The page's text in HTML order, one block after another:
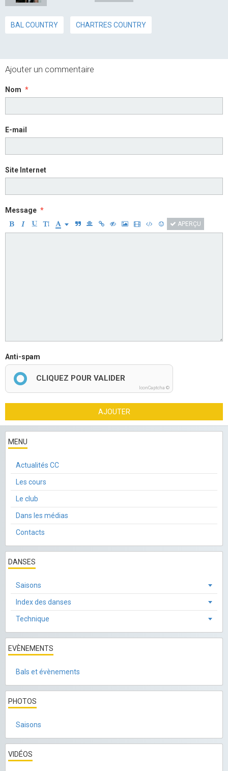
BAL COUNTRY CHARTRES COUNTRY
Ajouter un commentaire
Nom
E-mail
Site Internet
Message
APERÇU
Anti-spam
CLIQUEZ POUR VALIDER
IconCaptcha ©
AJOUTER
MENU
Actualités CC
Les cours
Le club
Dans les médias
Contacts
DANSES
Saisons
Index des danses
Technique
EVÈNEMENTS
Bals et évènements
PHOTOS
Saisons
VIDÉOS